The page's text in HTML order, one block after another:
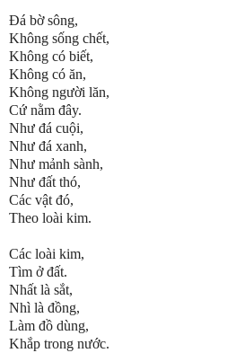
Đá bờ sông,
Không sống chết,
Không có biết,
Không có ăn,
Không người lăn,
Cứ nằm đây.
Như đá cuội,
Như đá xanh,
Như mảnh sành,
Như đất thó,
Các vật đó,
Theo loài kim.
Các loài kim,
Tìm ở đất.
Nhất là sắt,
Nhì là đồng,
Làm đồ dùng,
Khắp trong nước.